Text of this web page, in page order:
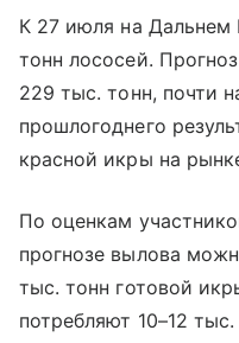
К 27 июля на Дальнем
тонн лососей.
229 тыс. тонн, почти
прошлогоднего
красной икры на
По оценкам
прогнозе вылова
тыс. тонн готовой
потребляют 10–12